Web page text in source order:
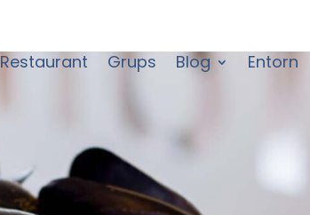
Restaurant Grups Blog Entorn